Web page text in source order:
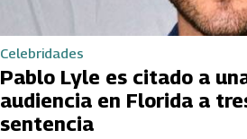
Celebridades
Pablo Lyle es citado a
audiencia en Florida a
sentencia